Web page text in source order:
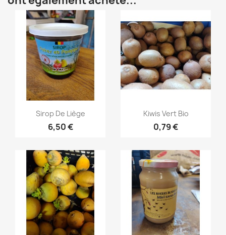
Aperçu rapide
Sirop De Liège
6,50 €
Aperçu rapide
Kiwis Vert Bio
0,79 €